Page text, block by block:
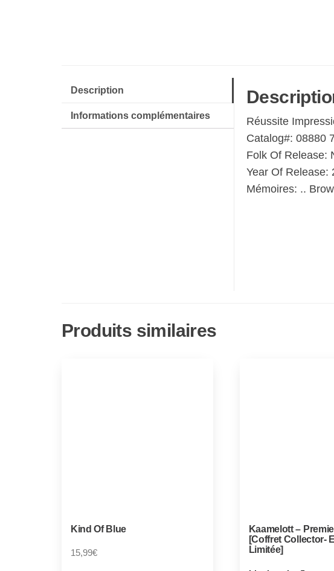
Description
Informations complémentaires
Réussite
Catalog#: 08880
Folk Of Release:
Year Of Release:
Mémoires: ..
Produits similaires
Kind Of Blue
15,99€
Kaamelott –
[Coffret Collector-
Limitée]